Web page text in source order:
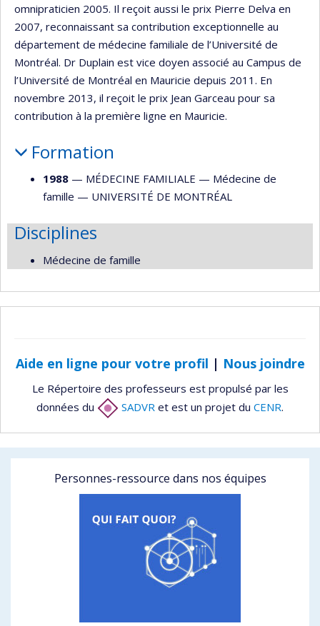
omnipraticien 2005. Il reçoit aussi le prix Pierre Delva en
2007, reconnaissant sa contribution exceptionnelle au
département de médecine familiale de l’Université de
Montréal. Dr Duplain est vice doyen associé au Campus de
l’Université de Montréal en Mauricie depuis 2011. En
novembre 2013, il reçoit le prix Jean Garceau pour sa
contribution à la première ligne en Mauricie.
Formation
1988 — MÉDECINE FAMILIALE — Médecine de
famille — UNIVERSITÉ DE MONTRÉAL
Disciplines
Médecine de famille
Aide en ligne pour votre profil | Nous joindre
Le Répertoire des professeurs est propulsé par les
données du
SADVR et est un projet du CENR.
Personnes-ressource dans nos équipes